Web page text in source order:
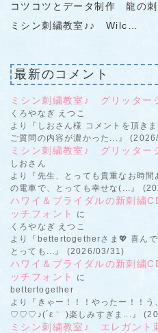
コツコツとデータ制作 龍の
ミシン刺繍教室♪♪ Wilc…
最新のコメント
ミシン刺繍教室♪ グリッター
くろやなぎ えつこ
より『しおさん様 コメントを頂き
ご質問の内容が濃かった...』
ミシン刺繍教室♪ グリッター
しおさん
より『先生、とっても貴重なお時
の電車で、とっても幸せな(...』
ハワイ＆ブライダルの新刺繍
ッチフォント
に
くろやなぎ えつこ
より『bettertogetherさま💖 喜んで
とっても...』 (2026/03/31)
ハワイ＆ブライダルの新刺繍
ッチフォント
に
bettertogether
より『きゃー！！！やったー！！う
♡♡♡♪(´ε｀ )楽しみすぎま...』
ミシン刺繍教室♪ エレガント